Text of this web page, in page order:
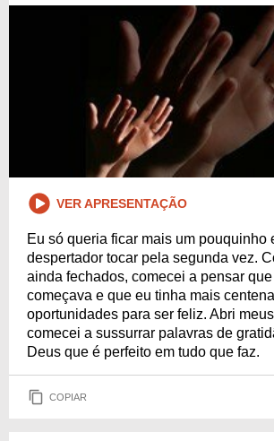
VER APRESENTAÇÃO
Eu só queria ficar mais um pouquinho
despertador tocar pela segunda vez.
ainda fechados, comecei a pensar
começava e que eu tinha mais
oportunidades para ser feliz. Abri
comecei a sussurrar palavras de
Deus que é perfeito em tudo que faz.
COPIAR